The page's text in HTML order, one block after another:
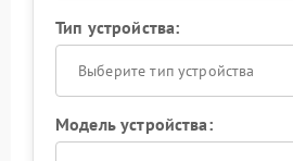
Тип устройства:
Выберите тип устройства
Модель устройства: